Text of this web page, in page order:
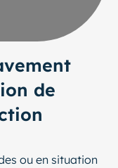
de
ou en situation